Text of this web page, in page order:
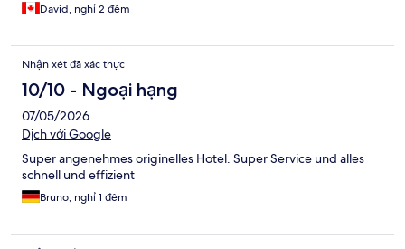
David, nghỉ 2 đêm
Nhận xét đã xác thực
10/10 - Ngoại hạng
07/05/2026
Dịch với Google
Super angenehmes originelles Hotel. Super Service und alles
schnell und effizient
Bruno, nghỉ 1 đêm